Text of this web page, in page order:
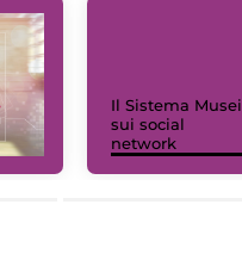
Il Sistema Musei
sui social
network